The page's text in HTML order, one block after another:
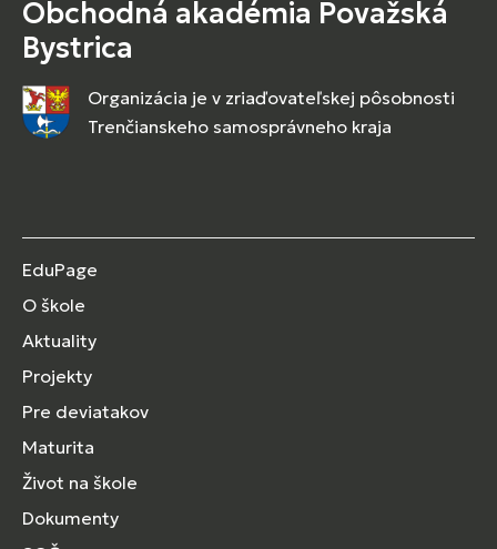
Obchodná akadémia Považská
Bystrica
Organizácia je v zriaďovateľskej pôsobnosti
Trenčianskeho samosprávneho kraja
EduPage
O škole
Aktuality
Projekty
Pre deviatakov
Maturita
Život na škole
Dokumenty